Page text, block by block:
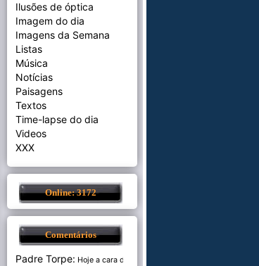
Ilusões de óptica
Imagem do dia
Imagens da Semana
Listas
Música
Notícias
Paisagens
Textos
Time-lapse do dia
Videos
XXX
Online: 3172
Comentários
Padre Torpe: Hoje a cara de